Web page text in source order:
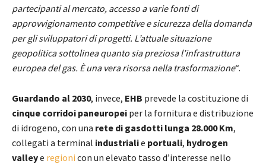
partecipanti al mercato, accesso a varie fonti di
approvvigionamento competitive e sicurezza della domanda
per gli sviluppatori di progetti. L’attuale situazione
geopolitica sottolinea quanto sia preziosa l’infrastruttura
europea del gas. È una vera risorsa nella trasformazione“.
Guardando al 2030, invece, EHB prevede la costituzione di
cinque corridoi paneuropei per la fornitura e distribuzione
di idrogeno, con una rete di gasdotti lunga 28.000 Km,
collegati a terminal industrialie portuali, hydrogen
valleye regioni con un elevato tasso d’interesse nello